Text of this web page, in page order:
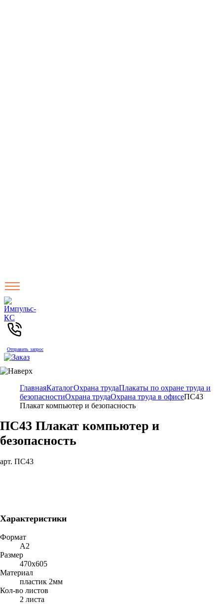
Отправить запрос
ГлавнаяКаталогОхрана трудаПлакаты по охране труда и
безопасностиОхрана трудаОхрана труда в офисеПС43
Плакат компьютер и безопасность
ПС43 Плакат компьютер и
безопасность
арт. ПС43
Характеристики
Формат
A2
Размер
470х605
Материал
пластик 2мм
Кол-во листов
2 листа